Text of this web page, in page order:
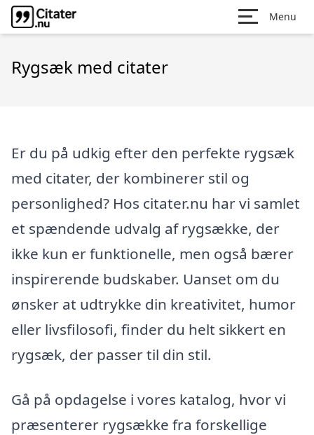
Menu
Rygsæk med citater
Er du på udkig efter den perfekte rygsæk
med citater, der kombinerer stil og
personlighed? Hos citater.nu har vi samlet
et spændende udvalg af rygsække, der
ikke kun er funktionelle, men også bærer
inspirerende budskaber. Uanset om du
ønsker at udtrykke din kreativitet, humor
eller livsfilosofi, finder du helt sikkert en
rygsæk, der passer til din stil.
Gå på opdagelse i vores katalog, hvor vi
præsenterer rygsække fra forskellige